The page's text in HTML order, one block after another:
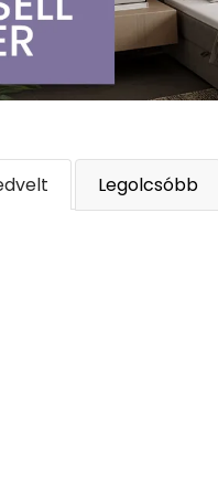
Legolcsóbb
sütiket használ